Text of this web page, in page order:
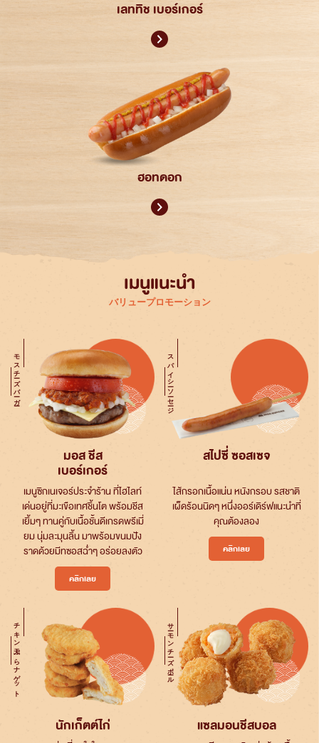
เลททิช เบอร์เกอร์
ฮอทดอก
เมนูแนะนำ
バリュープロモーション
モスチーズバーガー
มอส ชีส
เบอร์เกอร์
เมนูซิกเนเจอร์ประจำร้าน ที่ไฮไลท์
เด่นอยู่ที่มะเขือเทศชิ้นโต พร้อมชีส
เยิ้มๆ ทานคู่กับเนื้อชั้นดีเกรดพรีเมี่
ยม นุ่มละมุนลิ้น มาพร้อมขนมปัง
ราดด้วยมีทซอสฉ่ำๆ อร่อยลงตัว
คลิกเลย
スパイシーソーセージ
สไปซี่ ซอสเซจ
ไส้กรอกเนื้อแน่น หนังกรอบ รสชาติ
เผ็ดร้อนนิดๆ หนึ่งออร์เดิร์ฟแนะนำที่
คุณต้องลอง
คลิกเลย
チキン天ぷらナゲット
นักเก็ตต์ไก่
サーモンチーズボール
แซลมอนชีสบอล